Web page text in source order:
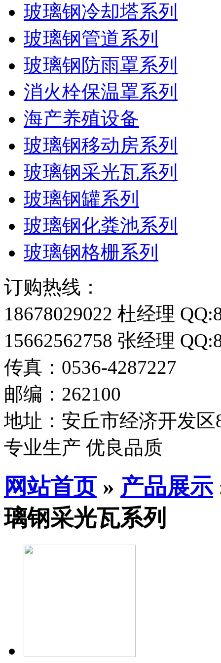
玻璃钢冷却塔系列
玻璃钢管道系列
玻璃钢防雨罩系列
消火栓保温罩系列
海产养殖设备
玻璃钢移动房系列
玻璃钢采光瓦系列
玻璃钢罐系列
玻璃钢化粪池系列
玻璃钢格栅系列
订购热线：
18678029022 杜经理
15662562758 张经理
传真：0536-4287227
邮编：262100
地址：安丘市经济开发区
专业生产 优良品质
网站首页» 产品展示
璃钢采光瓦系列